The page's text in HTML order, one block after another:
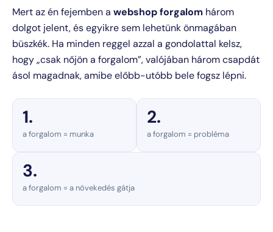
Mert az én fejemben a webshop forgalom három
dolgot jelent, és egyikre sem lehetünk önmagában
büszkék. Ha minden reggel azzal a gondolattal kelsz,
hogy „csak nőjön a forgalom”, valójában három csapdát
ásol magadnak, amibe előbb-utóbb bele fogsz lépni.
1.
a forgalom = munka
2.
a forgalom = probléma
3.
a forgalom = a növekedés gátja